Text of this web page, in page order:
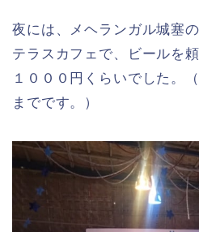
夜には、メヘランガル城塞
テラスカフェで、ビールを
１０００円くらいでした。
までです。）